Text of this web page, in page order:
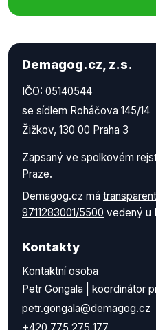
Demagog.cz, z.s.
IČO: 05140544
se sídlem Roháčova 145/14
Žižkov, 130 00 Praha 3
Zapsaný ve spolkovém
Praze.
Demagog.cz má
9711283001/5500 vedený u
Kontakty
Kontaktní osoba
Petr Gongala | koordinátor
petr.gongala@demagog.cz